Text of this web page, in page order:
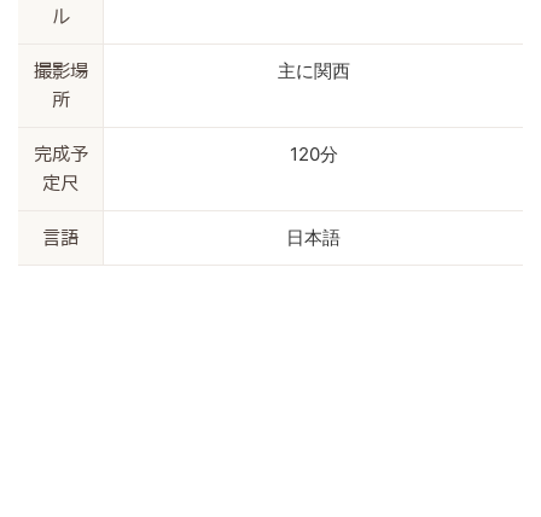
ル
撮影場
所
主に関西
完成予
定尺
120分
言語 日本語